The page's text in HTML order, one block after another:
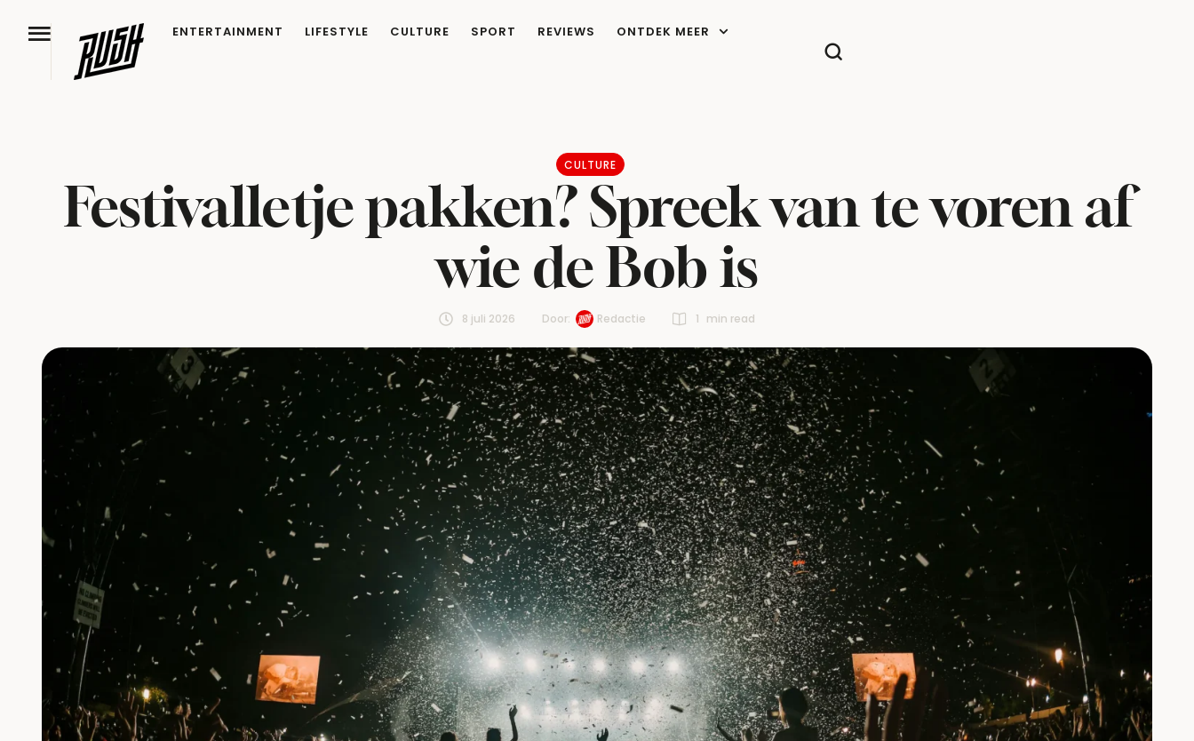
ENTERTAINMENT LIFESTYLE CULTURE SPORT REVIEWS ONTDEK MEER
CULTURE
Festivalletje pakken? Spreek van te voren af
wie de Bob is
8 juli 2026 Door: Redactie 1 min read